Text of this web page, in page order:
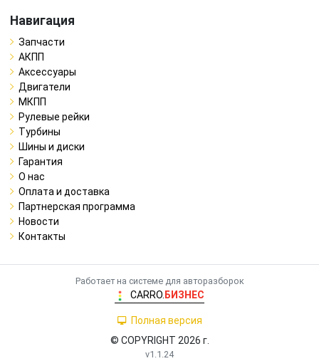
Навигация
Запчасти
АКПП
Аксессуары
Двигатели
МКПП
Рулевые рейки
Турбины
Шины и диски
Гарантия
О нас
Оплата и доставка
Партнерская программа
Новости
Контакты
Работает на системе для авторазборок
CARRO. БИЗНЕС
Полная версия
© COPYRIGHT 2026 г.
v1.1.24